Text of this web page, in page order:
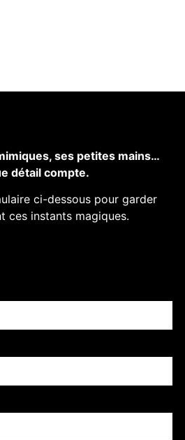
ses petites mains…
détail compte.
ci-dessous pour garder
ces instants magiques.